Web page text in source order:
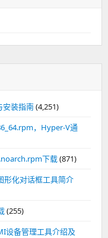
安装指南(4,251)
，Hyper-V通
下载(871)
形化对话框工具简介
(255)
设备管理工具介绍及